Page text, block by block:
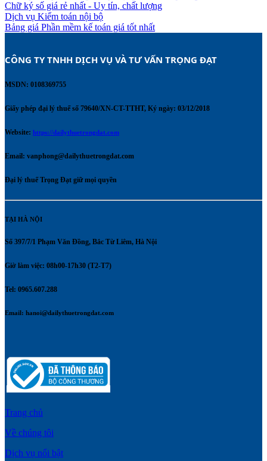
Chữ ký số giá rẻ nhất - Uy tín, chất lượng
Dịch vụ Kiểm toán nội bộ
Bảng giá Phần mềm kế toán giá tốt nhất
CÔNG TY TNHH DỊCH VỤ VÀ TƯ VẤN TRỌNG ĐẠT
MSDN: 0108369755
Giấy phép đại lý thuế số 79640/XN-CT-TTHT, Ký ngày: 03/12/2018
Website: https://dailythuetrongdat.com
Email: vanphong@dailythuetrongdat.com
Đại lý thuế Trọng Đạt giữ mọi quyền
TẠI HÀ NỘI
Số 397/7/1 Phạm Văn Đồng, Bắc Từ Liêm, Hà Nội
Giờ làm việc: 08h00-17h30 (T2-T7)
Tel: 0965.607.288
Email: hanoi@dailythuetrongdat.com
Trang chủ
Về chúng tôi
Dịch vụ nổi bật